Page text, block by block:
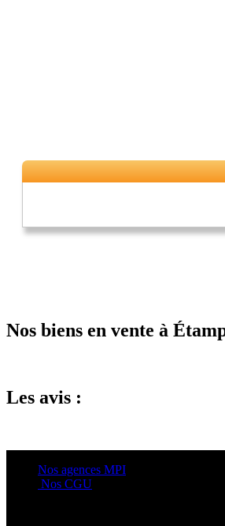
Nos biens en vente à
Les avis :
Nos agences MPI
Nos CGU